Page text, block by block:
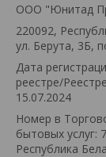
OOO "Юнитад
220092,
ул. Берута, 3Б,
Дата
реестре/
15.07.2024
Номер в
бытовых услуг:
Республика